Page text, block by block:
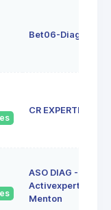
Bet06-Diag06
CR EXPERTISE
ASO DIAG -
Activexpertise
Menton